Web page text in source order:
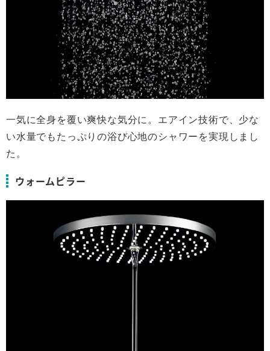
一気に全身を覆い爽快な気分に。エアイン技術で、少な
い水量でもたっぷりの浴び心地のシャワーを実現しまし
た。
ウォームピラー